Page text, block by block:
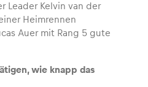
Leader Kelvin van der
Heimrennen
Auer mit Rang 5 gute
wie knapp das